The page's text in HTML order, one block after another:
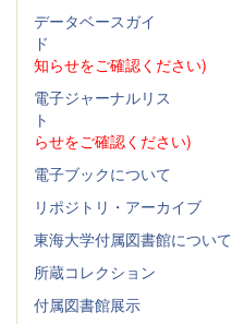
データベースガイ
ド
知らせをご確認ください)
電子ジャーナルリス
ト
らせをご確認ください)
電子ブックについて
リポジトリ・アーカイブ
東海大学付属図書館について
所蔵コレクション
付属図書館展示